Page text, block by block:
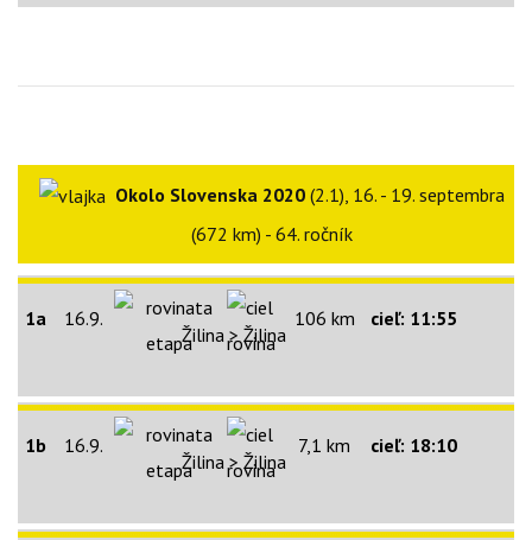
Okolo Slovenska 2020 (2.1), 16. - 19. septembra
(672 km) - 64. ročník
1a 16.9.
Žilina > Žilina
106 km cieľ: 11:55
1b 16.9.
Žilina > Žilina
7,1 km cieľ: 18:10